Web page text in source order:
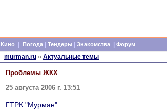
Кино Погода Тендеры Знакомства Форум
murman.ru » Актуальные темы
Проблемы ЖКХ
25 августа 2006 г. 13:51
ГТРК "Мурман"